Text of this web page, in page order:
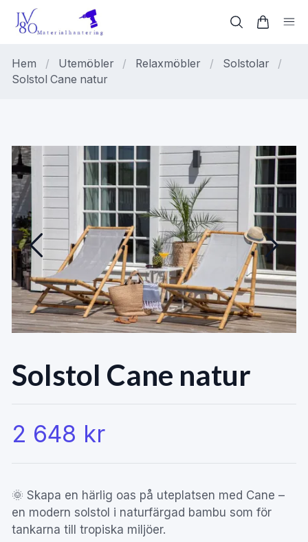
Hem / Utemöbler / Relaxmöbler / Solstolar
/
Solstol Cane natur
Solstol Cane natur
2 648 kr
🌞 Skapa en härlig oas på uteplatsen med Cane –
en modern solstol i naturfärgad bambu som för
tankarna till tropiska miljöer.